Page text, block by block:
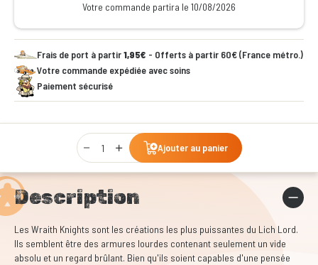
Votre commande partira le 10/08/2026
Frais de port à partir1,95€ - Offerts à partir 60€ (France métro.)
Votre commande expédiée avec soins
Paiement sécurisé
Qty
Ajouter au panier
Description
Les Wraith Knights sont les créations les plus puissantes du Lich Lord.
Ils semblent être des armures lourdes contenant seulement un vide
absolu et un regard brûlant. Bien qu'ils soient capables d'une pensée